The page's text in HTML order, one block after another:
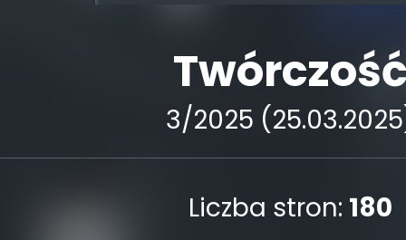
3/2025
Liczba stron: 180